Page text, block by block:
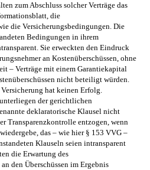
zum Abschluss solcher Verträge das
die
die Versicherungsbedingungen. Die
Bedingungen in ihrem
Sie erweckten den Eindruck
an Kostenüberschüssen, ohne
– Verträge mit einem Garantiekapital
nicht beteiligt würden.
hat keinen Erfolg.
der gerichtlichen
deklaratorische Klausel nicht
Transparenzkontrolle entzogen, wenn
das – wie hier § 153 VVG –
Klauseln seien intransparent
die Erwartung des
den Überschüssen im Ergebnis